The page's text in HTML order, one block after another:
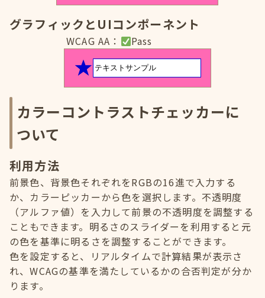
グラフィックとUIコンポーネント
WCAG AA： Pass
カラーコントラストチェッカーに
ついて
利用方法
前景色、背景色それぞれをRGBの16進で入力する
か、カラーピッカーから色を選択します。不透明度
（アルファ値）を入力して前景の不透明度を調整する
こともできます。明るさのスライダーを利用すると元
の色を基準に明るさを調整することができます。
色を設定すると、リアルタイムで計算結果が表示さ
れ、WCAGの基準を満たしているかの合否判定が分か
ります。